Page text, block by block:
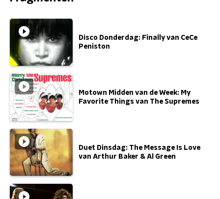
Disco Donderdag: Finally van CeCe
Peniston
Motown Midden van de Week: My
Favorite Things van The Supremes
Duet Dinsdag: The Message Is Love
van Arthur Baker & Al Green